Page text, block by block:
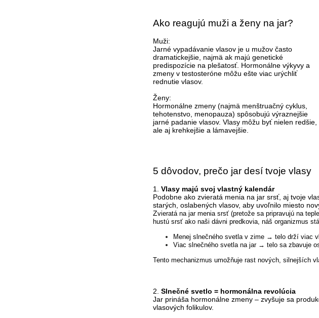
Ako reagujú muži a ženy na jar?
Muži:
Jarné vypadávanie vlasov je u mužov často
dramatickejšie, najmä ak majú genetické
predispozície na plešatosť. Hormonálne výkyvy a
zmeny v testosteróne môžu ešte viac urýchliť
rednutie vlasov.
Ženy:
Hormonálne zmeny (najmä menštruačný cyklus,
tehotenstvo, menopauza) spôsobujú výraznejšie
jarné padanie vlasov. Vlasy môžu byť nielen redšie,
ale aj krehkejšie a lámavejšie.
5 dôvodov, prečo jar desí tvoje vlasy
1. Vlasy majú svoj vlastný kalendár
Podobne ako zvieratá menia na jar srsť, aj tvoje
starých, oslabených vlasov, aby uvoľnilo miesto
Zvieratá na jar menia srsť (pretože sa pripravujú na
hustú srsť ako naši dávni predkovia, náš organizmus
Menej slnečného svetla v zime → telo drží viac
Viac slnečného svetla na jar → telo sa zbavuje
Tento mechanizmus umožňuje rast nových, silnejších
2. Slnečné svetlo = hormonálna revolúcia
Jar prináša hormonálne zmeny – zvyšuje sa
vlasových folikulov.